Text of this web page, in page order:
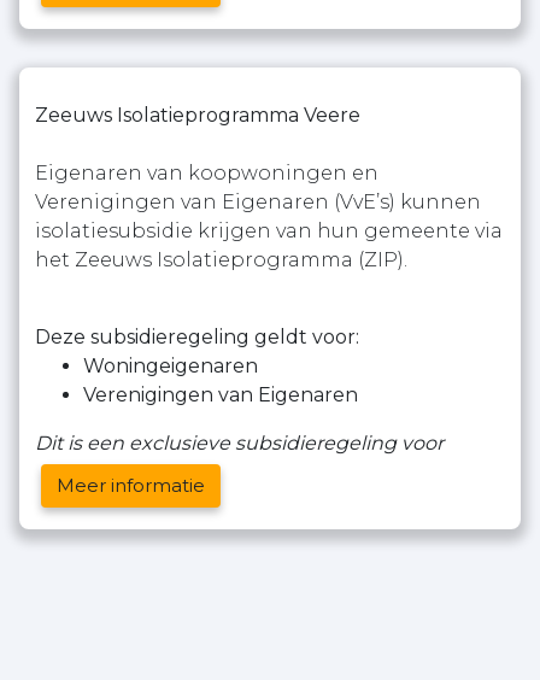
Zeeuws Isolatieprogramma Veere
Eigenaren van koopwoningen en
Verenigingen van Eigenaren (VvE’s) kunnen
isolatiesubsidie krijgen van hun gemeente via
het Zeeuws Isolatieprogramma (ZIP).
Deze subsidieregeling geldt voor:
Woningeigenaren
Verenigingen van Eigenaren
Dit is een exclusieve subsidieregeling voor
Meer informatie